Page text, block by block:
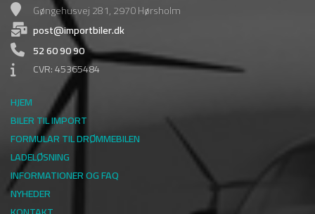
Gøngehusvej 281, 2970 Hørsholm
post@importbiler.dk
52 60 90 90
CVR: 45365484
HJEM
BILER TIL IMPORT
FORMULAR TIL DRØMMEBILEN
LADELØSNING
INFORMATIONER OG FAQ
NYHEDER